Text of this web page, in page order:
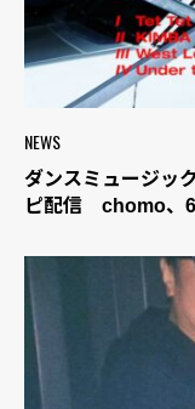
NEWS
ダンスミュージッ
ピ配信 chomo、